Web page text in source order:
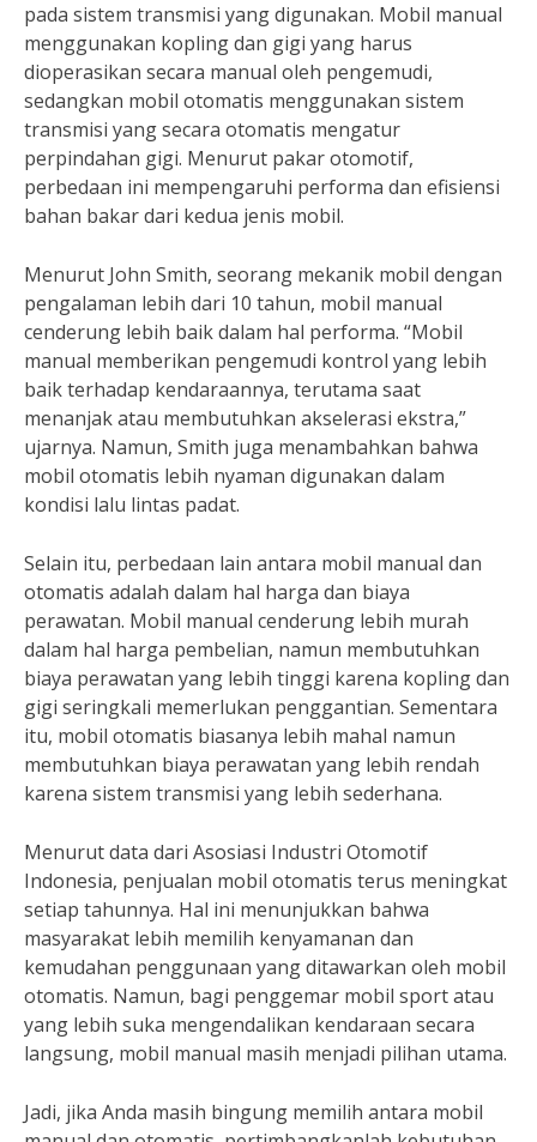
pada sistem transmisi yang digunakan. Mobil manual
menggunakan kopling dan gigi yang harus
dioperasikan secara manual oleh pengemudi,
sedangkan mobil otomatis menggunakan sistem
transmisi yang secara otomatis mengatur
perpindahan gigi. Menurut pakar otomotif,
perbedaan ini mempengaruhi performa dan efisiensi
bahan bakar dari kedua jenis mobil.
Menurut John Smith, seorang mekanik mobil dengan
pengalaman lebih dari 10 tahun, mobil manual
cenderung lebih baik dalam hal performa. “Mobil
manual memberikan pengemudi kontrol yang lebih
baik terhadap kendaraannya, terutama saat
menanjak atau membutuhkan akselerasi ekstra,”
ujarnya. Namun, Smith juga menambahkan bahwa
mobil otomatis lebih nyaman digunakan dalam
kondisi lalu lintas padat.
Selain itu, perbedaan lain antara mobil manual dan
otomatis adalah dalam hal harga dan biaya
perawatan. Mobil manual cenderung lebih murah
dalam hal harga pembelian, namun membutuhkan
biaya perawatan yang lebih tinggi karena kopling dan
gigi seringkali memerlukan penggantian. Sementara
itu, mobil otomatis biasanya lebih mahal namun
membutuhkan biaya perawatan yang lebih rendah
karena sistem transmisi yang lebih sederhana.
Menurut data dari Asosiasi Industri Otomotif
Indonesia, penjualan mobil otomatis terus meningkat
setiap tahunnya. Hal ini menunjukkan bahwa
masyarakat lebih memilih kenyamanan dan
kemudahan penggunaan yang ditawarkan oleh mobil
otomatis. Namun, bagi penggemar mobil sport atau
yang lebih suka mengendalikan kendaraan secara
langsung, mobil manual masih menjadi pilihan utama.
Jadi, jika Anda masih bingung memilih antara mobil